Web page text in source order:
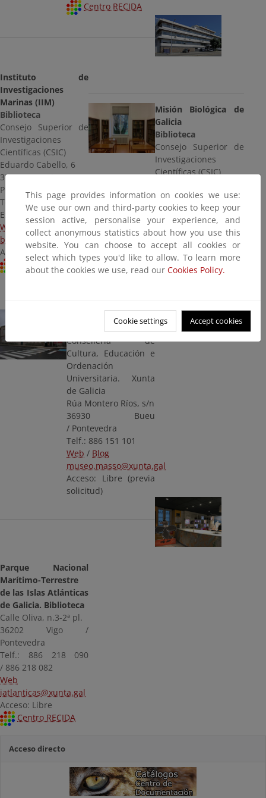
Centro RECIDA
Instituto de
Investigaciones
Marinas (IIM)
Biblioteca
Consejo Superior de
Investigaciones
Científicas (CSIC)
Eduardo Cabello, 6
36208 Vigo /
Pontevedra
Telf.: 986 231 930
Ext. 438513 / 438514
Web
bib_iim@iim.csic.es
Acceso: Libre
Centro RECIDA
Misión Biológica de
Galicia
Biblioteca
Consejo Superior de
Investigaciones
Científicas (CSIC)
36143 Pontevedra
Telf.: 986 854 800
Web
biblioteca.mbg@csic.es
Acceso: Libre
Centro RECIDA
Museo Massó
Consellería de
Cultura, Educación e
Ordenación
Universitaria. Xunta
de Galicia
Rúa Montero Ríos, s/n
36930 Bueu
/ Pontevedra
Telf.: 886 151 101
Web / Blog
museo.masso@xunta.gal
Acceso: Libre (previa
solicitud)
Parque Nacional
Marítimo-Terrestre
de las Islas Atlánticas
de Galicia. Biblioteca
Calle Oliva, n.3-2ª pl.
36202 Vigo /
Pontevedra
Telf.: 886 218 090
/ 886 218 082
Web
iatlanticas@xunta.gal
Acceso: Libre
Centro RECIDA
Acceso directo
This page provides information on cookies we use:
We use our own and third-party cookies to keep your
session active, personalise your experience, and
collect anonymous statistics about how you use this
website. You can choose to accept all cookies or
select which types you'd like to allow. To learn more
about the cookies we use, read our Cookies Policy.
Cookie settings Accept cookies